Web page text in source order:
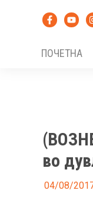
ПОЧЕТНА
во
04/08/